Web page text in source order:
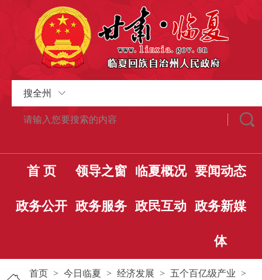
搜全州
首 页 领导之窗 临夏概况 要闻动态
政务公开 政务服务 政民互动 政务新媒
体
首页 > 今日临夏 > 经济发展 > 五个百亿级产业 >